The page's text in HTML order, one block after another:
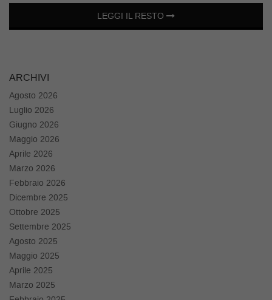
BLOG
LEGGI IL RESTO
ARCHIVI
Agosto 2026
Luglio 2026
Giugno 2026
Maggio 2026
Aprile 2026
Marzo 2026
Febbraio 2026
Dicembre 2025
Ottobre 2025
Settembre 2025
Agosto 2025
Maggio 2025
Aprile 2025
Marzo 2025
seguito
descritte.
Per
ottenere
maggiori
informazioni
sull'utilità
e
sul
funzionamento
di
questi
strumenti
di
tracciamento
si
rimanda
alla
cookie